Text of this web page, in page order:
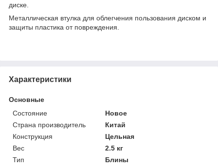
диске.
Металлическая втулка для облегчения пользования диском и
защиты пластика от повреждения.
Характеристики
Основные
Состояние
Новое
Страна производитель
Китай
Конструкция
Цельная
Вес
2.5 кг
Тип
Блины